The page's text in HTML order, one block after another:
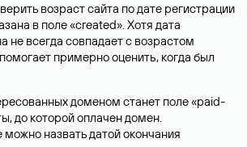
возраст сайта по дате регистрации
в поле «created». Хотя дата
не всегда совпадает с возрастом
примерно оценить, когда был
доменом станет поле «paid-
до которой оплачен домен.
можно назвать датой окончания